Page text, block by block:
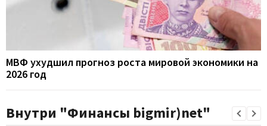
МВФ ухудшил прогноз роста мировой экономики на
2026 год
Внутри "Финансы bigmir)net"